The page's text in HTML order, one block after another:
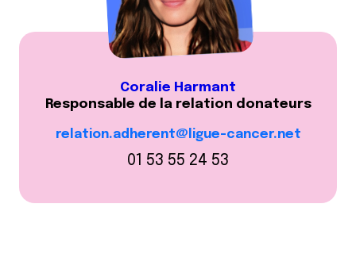
Coralie Harmant
Responsable de la relation donateurs
relation.adherent@ligue-cancer.net
01 53 55 24 53